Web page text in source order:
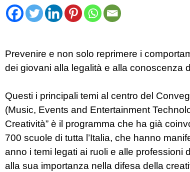
Prevenire e non solo reprimere i
dei giovani alla legalità e alla conoscenza
Questi i principali temi al centro del
(Music, Events and Entertainment
Creatività” è il programma che ha già
700 scuole di tutta l’Italia, che hanno
anno i temi legati ai ruoli e alle professioni
alla sua importanza nella difesa della